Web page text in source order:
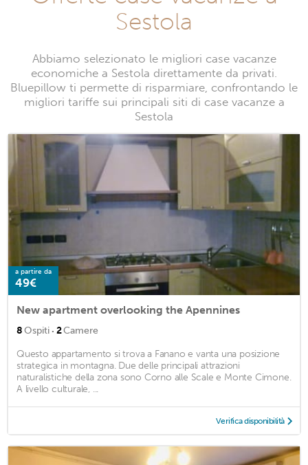
Sestola
Abbiamo selezionato le migliori case vacanze
economiche a Sestola direttamente da privati.
Bluepillow ti permette di risparmiare, confrontando le
migliori tariffe sui principali siti di case vacanze a
Sestola
a partire da
49€
New apartment overlooking the Apennines
8Ospiti · 2Camere
Questo appartamento si trova a Fanano e vanta una posizione
strategica in montagna. Due delle principali attrazioni
naturalistiche della zona sono Corno alle Scale e Monte Cimone.
A livello culturale, ...
Verifica disponibilità